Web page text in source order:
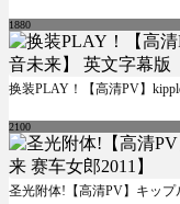
1880
换装PLAY！【高清PV】
2100
圣光附体!【高清PV】キップ